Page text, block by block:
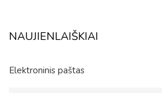
NAUJIENLAIŠKIAI
Elektroninis paštas